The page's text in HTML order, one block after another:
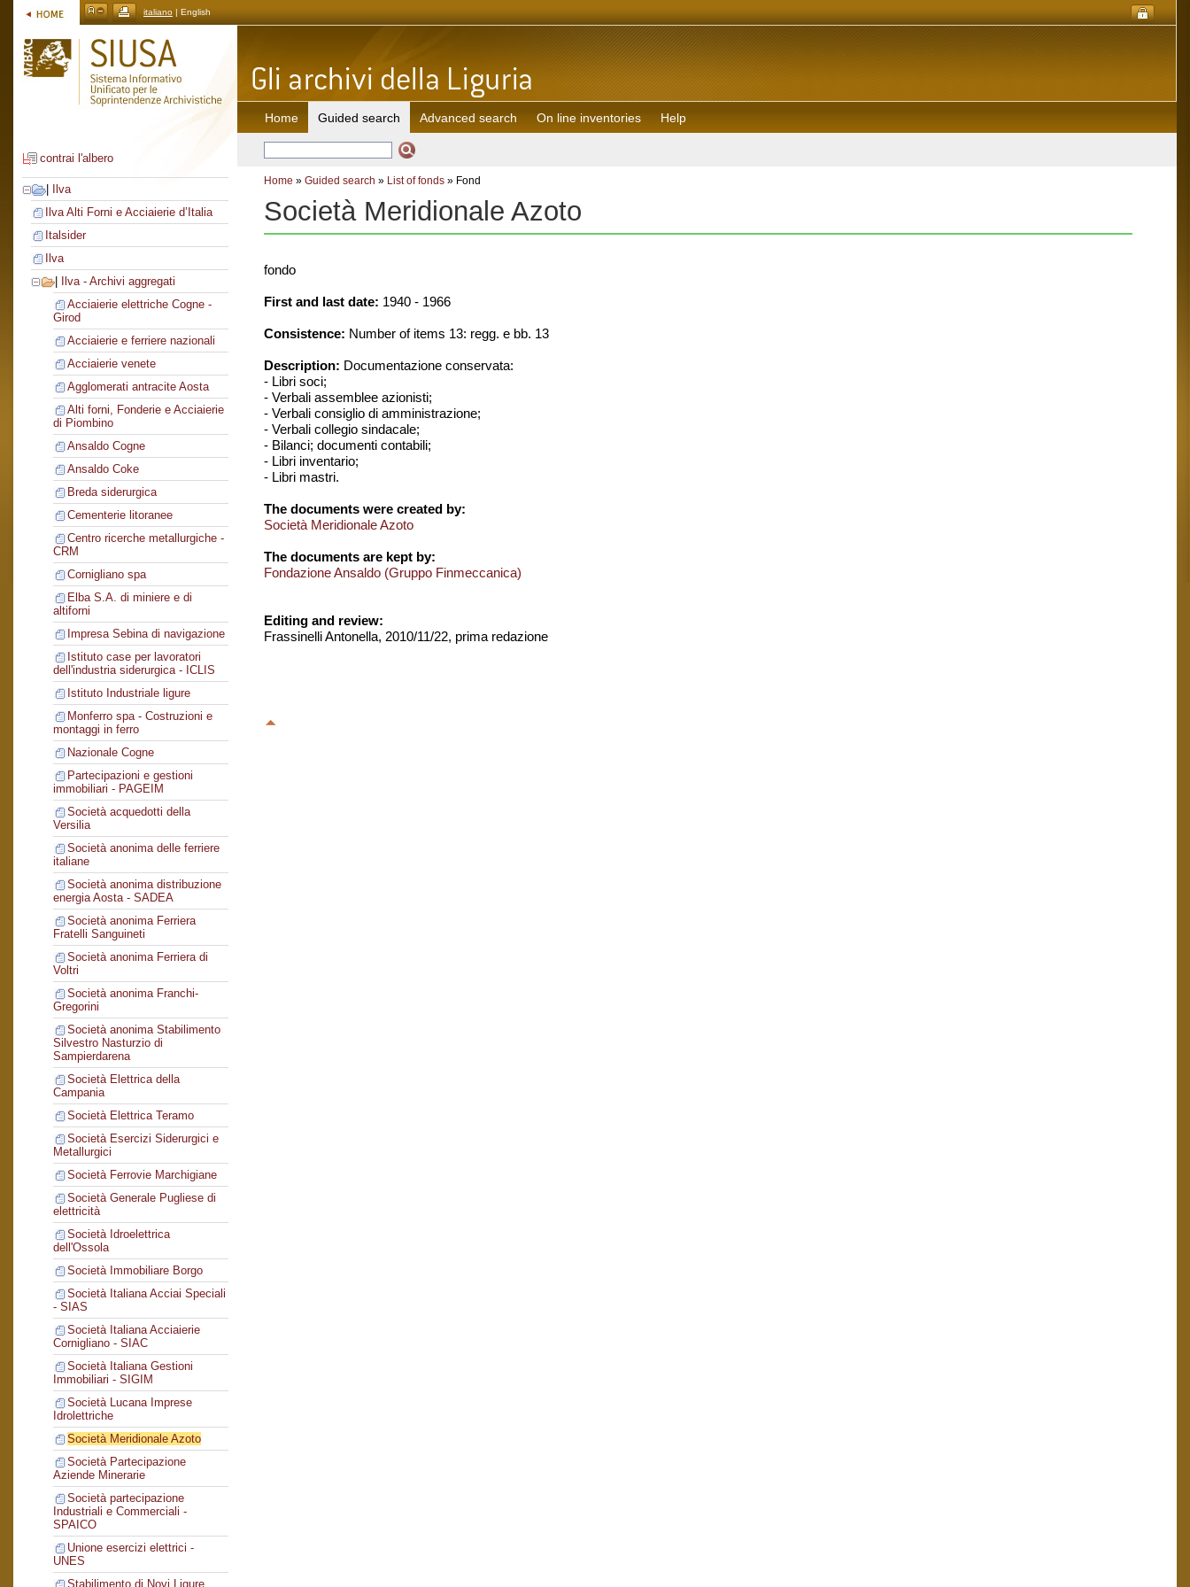
italiano | English
contrai l'albero
Ilva
Ilva Alti Forni e Acciaierie d’Italia
Italsider
Ilva
Ilva - Archivi aggregati
Acciaierie elettriche Cogne -
Girod
Acciaierie e ferriere nazionali
Acciaierie venete
Agglomerati antracite Aosta
Alti forni, Fonderie e Acciaierie
di Piombino
Ansaldo Cogne
Ansaldo Coke
Breda siderurgica
Cementerie litoranee
Centro ricerche metallurgiche -
CRM
Cornigliano spa
Elba S.A. di miniere e di
altiforni
Impresa Sebina di navigazione
Istituto case per lavoratori
dell'industria siderurgica - ICLIS
Istituto Industriale ligure
Monferro spa - Costruzioni e
montaggi in ferro
Nazionale Cogne
Partecipazioni e gestioni
immobiliari - PAGEIM
Società acquedotti della
Versilia
Società anonima delle ferriere
italiane
Società anonima distribuzione
energia Aosta - SADEA
Società anonima Ferriera
Fratelli Sanguineti
Società anonima Ferriera di
Voltri
Società anonima Franchi-
Gregorini
Società anonima Stabilimento
Silvestro Nasturzio di
Sampierdarena
Società Elettrica della
Campania
Società Elettrica Teramo
Società Esercizi Siderurgici e
Metallurgici
Società Ferrovie Marchigiane
Società Generale Pugliese di
elettricità
Società Idroelettrica
dell'Ossola
Società Immobiliare Borgo
Società Italiana Acciai Speciali
- SIAS
Società Italiana Acciaierie
Cornigliano - SIAC
Società Italiana Gestioni
Immobiliari - SIGIM
Società Lucana Imprese
Idrolettriche
Società Meridionale Azoto
Società Partecipazione
Aziende Minerarie
Società partecipazione
Industriali e Commerciali -
SPAICO
Unione esercizi elettrici -
UNES
Stabilimento di Novi Ligure
Home Guided search Advanced search On line inventories Help
Home » Guided search » List of fonds » Fond
Società Meridionale Azoto
fondo
First and last date: 1940 - 1966
Consistence: Number of items 13: regg. e bb. 13
Description: Documentazione conservata:
- Libri soci;
- Verbali assemblee azionisti;
- Verbali consiglio di amministrazione;
- Verbali collegio sindacale;
- Bilanci; documenti contabili;
- Libri inventario;
- Libri mastri.
The documents were created by:
Società Meridionale Azoto
The documents are kept by:
Fondazione Ansaldo (Gruppo Finmeccanica)
Editing and review:
Frassinelli Antonella, 2010/11/22, prima redazione